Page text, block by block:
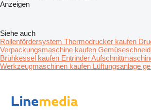
Anzeigen
Siehe auch
Rollenfördersystem Thermodrucker kaufen
Verpackungsmaschine kaufen
Brühkessel kaufen Entrinder
Werkzeugmaschinen kaufen Lüftungsanlage